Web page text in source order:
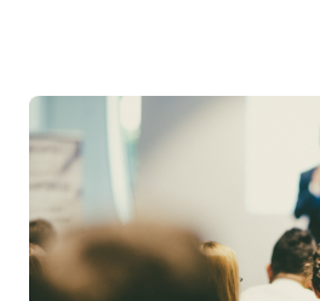
attraverso una piattaforma europea
anche al racconto di esperienze
particolare, è stata condivisa la
CEO di Vitesy, realtà nata a
costruito un percorso di crescita
innovazione, capacità di esecuzione
imprenditoriale. Vitesy rappresenta
come una startup deep tech possa
competere sui mercati globali,